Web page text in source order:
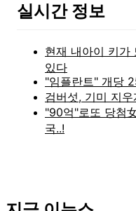
실시간 정보